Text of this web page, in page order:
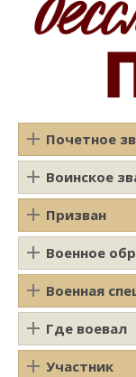
Почетное
Воинское
Призван
Военное
Военная
Где воевал
Участник